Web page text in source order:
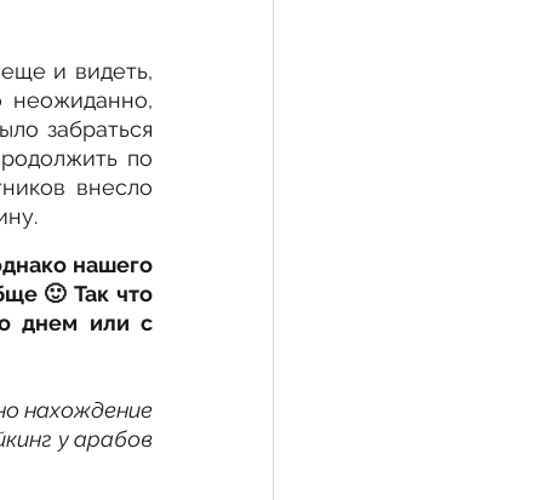
и видеть,
неожиданно,
забраться
по
внесло
нашего
🙂 Так что
днем или с
нахождение
у арабов